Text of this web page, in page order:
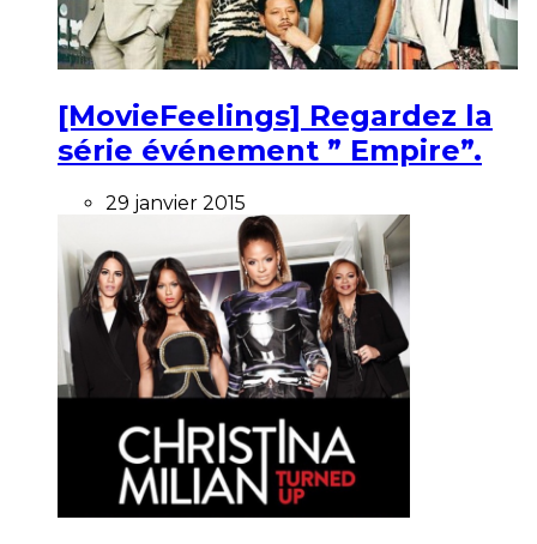
[MovieFeelings] Regardez la
série événement ” Empire”.
29 janvier 2015